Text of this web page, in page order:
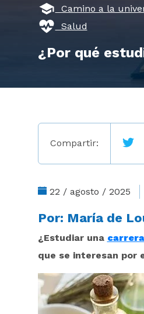
Camino a la
Salud
¿Por qué
Compartir:
22 / agosto / 2025
Por: María de
¿Estudiar una
que se interesan por